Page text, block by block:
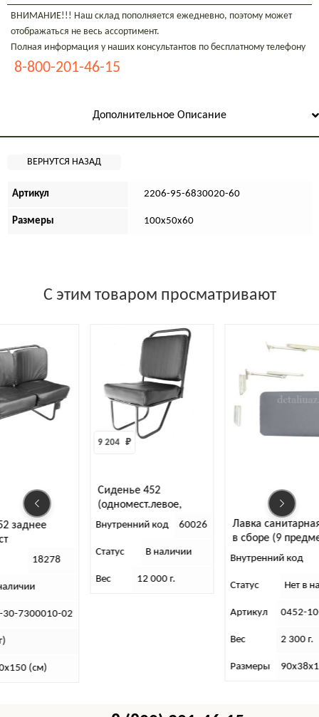
ВНИМАНИЕ!!! Наш склад пополняется ежедневно, поэтому может
отображаться не весь ассортимент.
Полная информация у наших консультантов по бесплатному телефону
8-800-201-46-15
Дополнительное Описание
Артикул 2206-95-6830020-60
Размеры 100х50х60
С этим товаром просматривают
Сиденье 452
(одномест.левое,
жесткое)
Внутренний код 60026
В наличии
Лавка санитарная с крепежом
в сборе (9 предметов)
Внутренний код 31064
Статус Нет в наличии
0452-10-8006010-20
90х38х10